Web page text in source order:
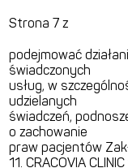
Strona 7 z
podejmować
świadczonych
usług, w
udzielanych
świadczeń,
o zachowanie
praw pacjentów
11. CRACOVIA